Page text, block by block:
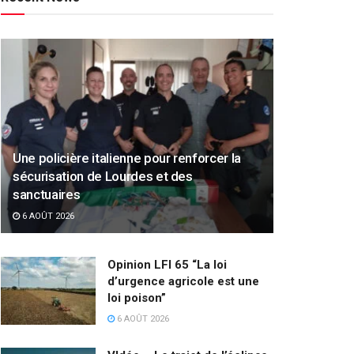
Une policière italienne pour renforcer la
sécurisation de Lourdes et des
sanctuaires
6 AOÛT 2026
Opinion LFI 65 “La loi
d’urgence agricole est une
loi poison”
6 AOÛT 2026